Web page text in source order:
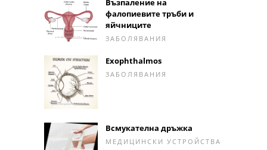
Възпаление на
фалопиевите тръби и
яйчниците
ЗАБОЛЯВАНИЯ
Exophthalmos
ЗАБОЛЯВАНИЯ
Всмукателна дръжка
МЕДИЦИНСКИ УСТРОЙСТВА